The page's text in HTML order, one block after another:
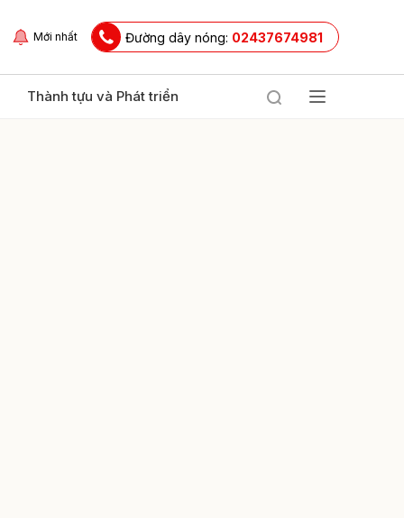
Mới nhất Đường dây nóng: 02437674981
Thành tựu và Phát triển